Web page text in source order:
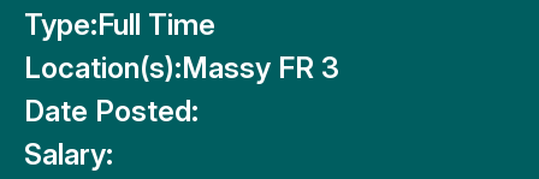
Type:Full Time
Location(s):Massy FR 3
Date Posted:
Salary: